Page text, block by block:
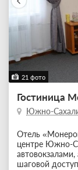
21 фото
Гостиница
Южно-
Отель
центре Южно-
шаговой